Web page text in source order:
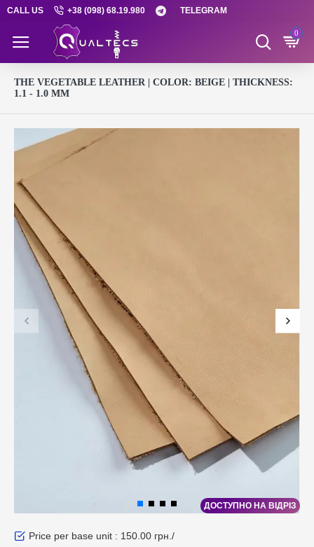
CALL US +38 (098) 68.19.980 TELEGRAM
0
THE VEGETABLE LEATHER | COLOR: BEIGE | THICKNESS:
1.1 - 1.0 MM
ДОСТУПНО НА ВІДРІЗ
Price per base unit : 150.00 грн./